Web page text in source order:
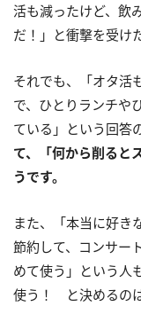
活も減ったけど、飲
だ！」と衝撃を受け
それでも、「オタ活
で、ひとりランチや
ている」という回答
て、「何から削ると
うです。
また、「本当に好き
節約して、コンサー
めて使う」という人
使う！ と決めるの